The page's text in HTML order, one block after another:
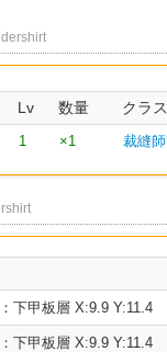
Lv 数量 クラス
1 ×1 裁縫師
下甲板層 X:9.9 Y:11.4
下甲板層 X:9.9 Y:11.4